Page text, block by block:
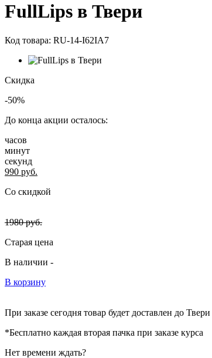
FullLips в Твери
Код товара: RU-14-I62IA7
Скидка
-50%
До конца акции осталось:
часов
минут
секунд
990 руб.
Со скидкой
1980руб.
Старая цена
В наличии -
В корзину
При заказе сегодня товар будет доставлен до Твери
*Бесплатно каждая вторая пачка при заказе курса
Нет времени ждать?